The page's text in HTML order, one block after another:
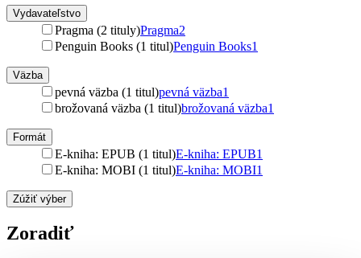
Vydavateľstvo
Pragma (2 tituly)Pragma2
Penguin Books (1 titul)Penguin Books1
Väzba
pevná väzba (1 titul)pevná väzba1
brožovaná väzba (1 titul)brožovaná väzba1
Formát
E-kniha: EPUB (1 titul)E-kniha: EPUB1
E-kniha: MOBI (1 titul)E-kniha: MOBI1
Zúžiť výber
Zoradiť